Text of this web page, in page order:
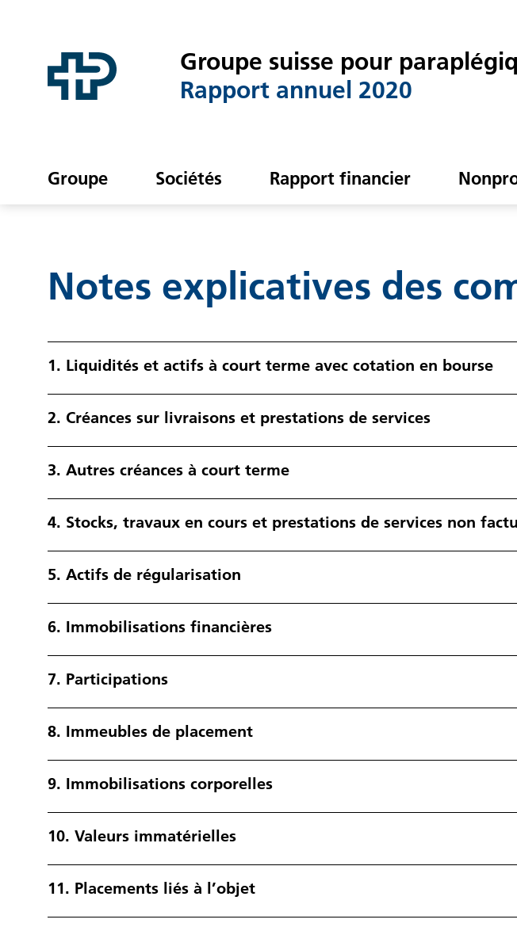
Groupe suisse pour
Rapport annuel 2020
Groupe Sociétés Rapport financier
Notes explicatives des
1. Liquidités et actifs à court terme avec cotation en bourse
2. Créances sur livraisons et prestations de services
3. Autres créances à court terme
4. Stocks, travaux en cours et prestations de services non
5. Actifs de régularisation
6. Immobilisations financières
7. Participations
8. Immeubles de placement
9. Immobilisations corporelles
10. Valeurs immatérielles
11. Placements liés à l’objet